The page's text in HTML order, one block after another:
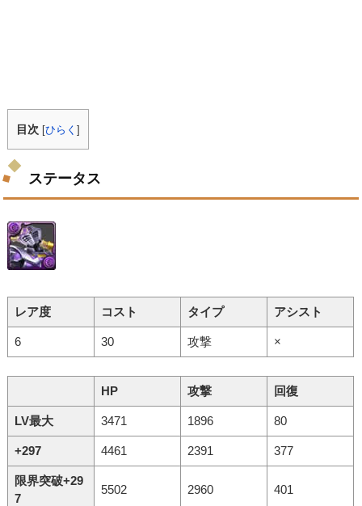
目次 [ひらく]
ステータス
レア度 コスト タイプ アシスト
6 30 攻撃 ×
HP 攻撃 回復
LV最大 3471 1896 80
+297 4461 2391 377
限界突破+29
7
5502 2960 401